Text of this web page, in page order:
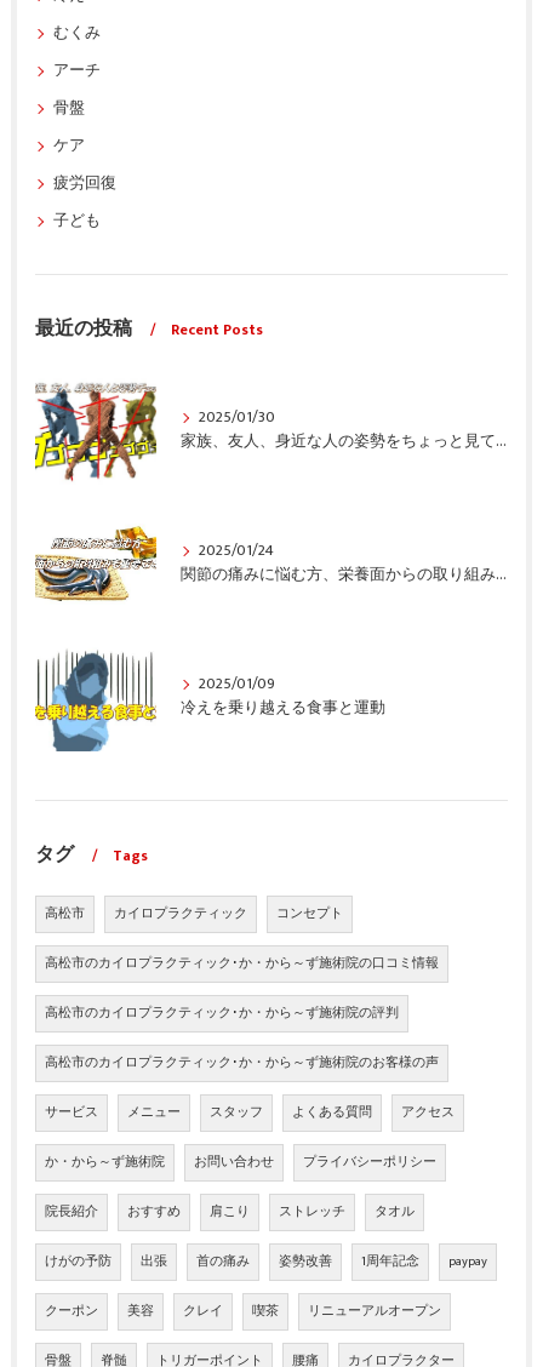
むくみ
アーチ
骨盤
ケア
疲労回復
子ども
最近の投稿 Recent Posts
2025/01/30
家族、友人、身近な人の姿勢をちょっと見てみませんか？
2025/01/24
関節の痛みに悩む方、栄養面からの取り組みも重要ですよ！
2025/01/09
冷えを乗り越える食事と運動
タグ Tags
高松市 カイロプラクティック コンセプト
高松市のカイロプラクティック･か・から～ず施術院の口コミ情報
高松市のカイロプラクティック･か・から～ず施術院の評判
高松市のカイロプラクティック･か・から～ず施術院のお客様の声
サービス メニュー スタッフ よくある質問 アクセス
か・から～ず施術院 お問い合わせ プライバシーポリシー
院長紹介 おすすめ 肩こり ストレッチ タオル
けがの予防 出張 首の痛み 姿勢改善 1周年記念 paypay
クーポン 美容 クレイ 喫茶 リニューアルオープン
骨盤 脊髄 トリガーポイント 腰痛 カイロプラクター